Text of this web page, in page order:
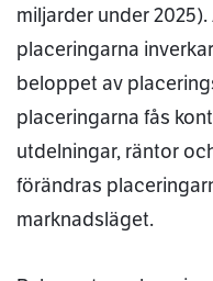
miljarder under
placeringarna
beloppet av
placeringarna fås
utdelningar, räntor
förändras
marknadsläget.